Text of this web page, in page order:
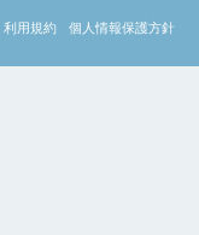
利用規約 個人情報保護方針